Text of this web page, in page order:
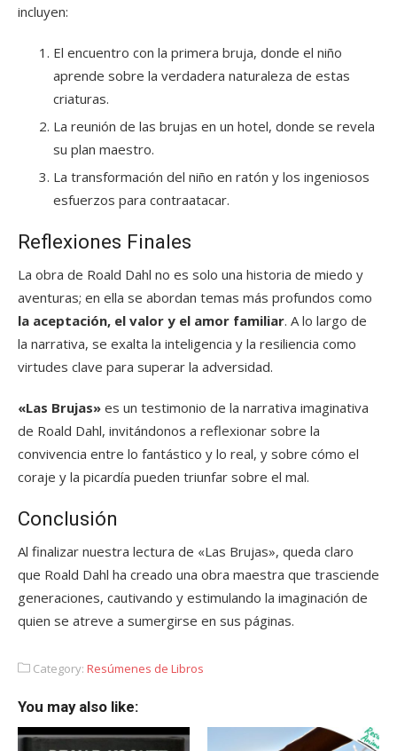
incluyen:
El encuentro con la primera bruja, donde el niño
aprende sobre la verdadera naturaleza de estas
criaturas.
La reunión de las brujas en un hotel, donde se revela
su plan maestro.
La transformación del niño en ratón y los ingeniosos
esfuerzos para contraatacar.
Reflexiones Finales
La obra de Roald Dahl no es solo una historia de miedo y
aventuras; en ella se abordan temas más profundos como
la aceptación, el valor y el amor familiar. A lo largo de
la narrativa, se exalta la inteligencia y la resiliencia como
virtudes clave para superar la adversidad.
«Las Brujas» es un testimonio de la narrativa imaginativa
de Roald Dahl, invitándonos a reflexionar sobre la
convivencia entre lo fantástico y lo real, y sobre cómo el
coraje y la picardía pueden triunfar sobre el mal.
Conclusión
Al finalizar nuestra lectura de «Las Brujas», queda claro
que Roald Dahl ha creado una obra maestra que trasciende
generaciones, cautivando y estimulando la imaginación de
quien se atreve a sumergirse en sus páginas.
Category: Resúmenes de Libros
You may also like: